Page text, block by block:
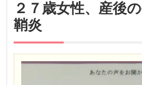
２７歳女性、産後
鞘炎